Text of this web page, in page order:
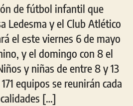
de fútbol infantil que
Ledesma y el Club Atlético
el este viernes 6 de mayo
y el domingo con 8 el
y niñas de entre 8 y 13
equipos se reunirán cada
[…]